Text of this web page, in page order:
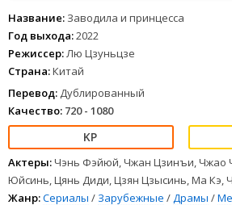
научными разработками и готовятся к
по программированию.
1 23 45 678
Название: Заводила и принцесса
Год выхода:2022
Режиссер:Лю Цзуньцзе
Страна:Китай
Перевод: Дублированный
Качество: 720 - 1080
Актеры:Чэнь Фэйюй, Чжан Цзинъи, Чжао
Юйсинь, Цянь Диди, Цзян Цзысинь, Ма Кэ,
Жанр:Сериалы / Зарубежные /Драмы /